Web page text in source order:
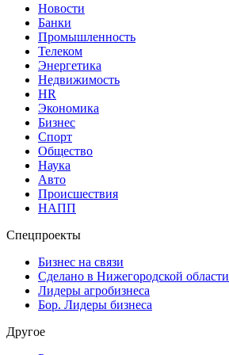
Новости
Банки
Промышленность
Телеком
Энергетика
Недвижимость
HR
Экономика
Бизнес
Спорт
Общество
Наука
Авто
Происшествия
НАПП
Спецпроекты
Бизнес на связи
Сделано в Нижегородской области
Лидеры агробизнеса
Бор. Лидеры бизнеса
Другое